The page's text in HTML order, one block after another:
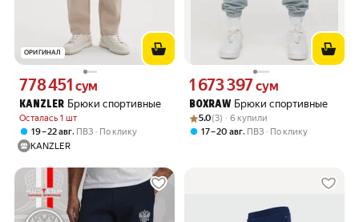
ОРИГИНАЛ
KANZLER Брюки спортивные
Осталась 1 шт
Цена 778451 сум вместо
778 451 сум
19 – 22 авг, ПВЗ
По клику
KANZLER
BOXRAW Брюки спортивные
Цена 1673397 сум вместо
1 673 397сум
Рейтинг товара: 5.0 из 5
Оценок: (3) · 6 купили
5.0(3) · 6 купили
17 – 20 авг, ПВЗ По клику